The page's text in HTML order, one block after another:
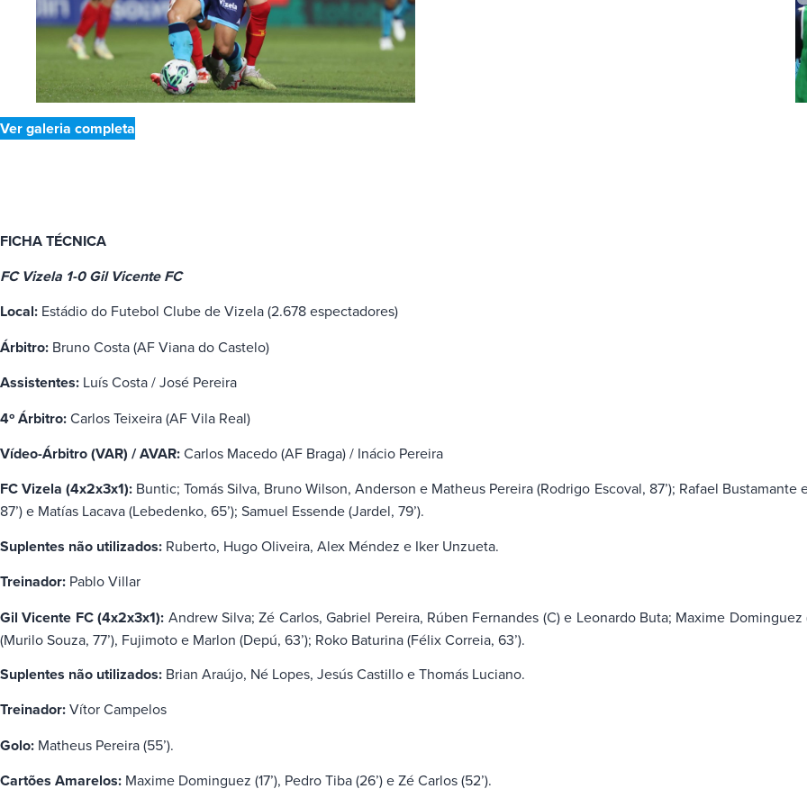
Ver galeria completa
FICHA TÉCNICA
FC Vizela 1-0 Gil Vicente FC
Local: Estádio do Futebol Clube de Vizela (2.678 espectadores)
Árbitro: Bruno Costa (AF Viana do Castelo)
Assistentes: Luís Costa / José Pereira
4º Árbitro:Carlos Teixeira (AF Vila Real)
Vídeo-Árbitro (VAR) / AVAR:Carlos Macedo (AF Braga) / Inácio Pereira
FC Vizela (4x2x3x1): Buntic; Tomás Silva, Bruno Wilson, Anderson e Matheus Pereira (Rodrigo Escoval, 87’); Rafael
87’) e Matías Lacava (Lebedenko, 65’); Samuel Essende (Jardel, 79’).
Suplentes não utilizados: Ruberto, Hugo Oliveira, Alex Méndez e Iker Unzueta.
Treinador: Pablo Villar
Gil Vicente FC (4x2x3x1): Andrew Silva; Zé Carlos, Gabriel Pereira, Rúben Fernandes (C) e Leonardo Buta; Maxime
(Murilo Souza, 77’), Fujimoto e Marlon (Depú, 63’); Roko Baturina (Félix Correia, 63’).
Suplentes não utilizados: Brian Araújo, Né Lopes, Jesús Castillo e Thomás Luciano.
Treinador:Vítor Campelos
Golo: Matheus Pereira (55’).
Cartões Amarelos: Maxime Dominguez (17’), Pedro Tiba (26’) e Zé Carlos (52’).